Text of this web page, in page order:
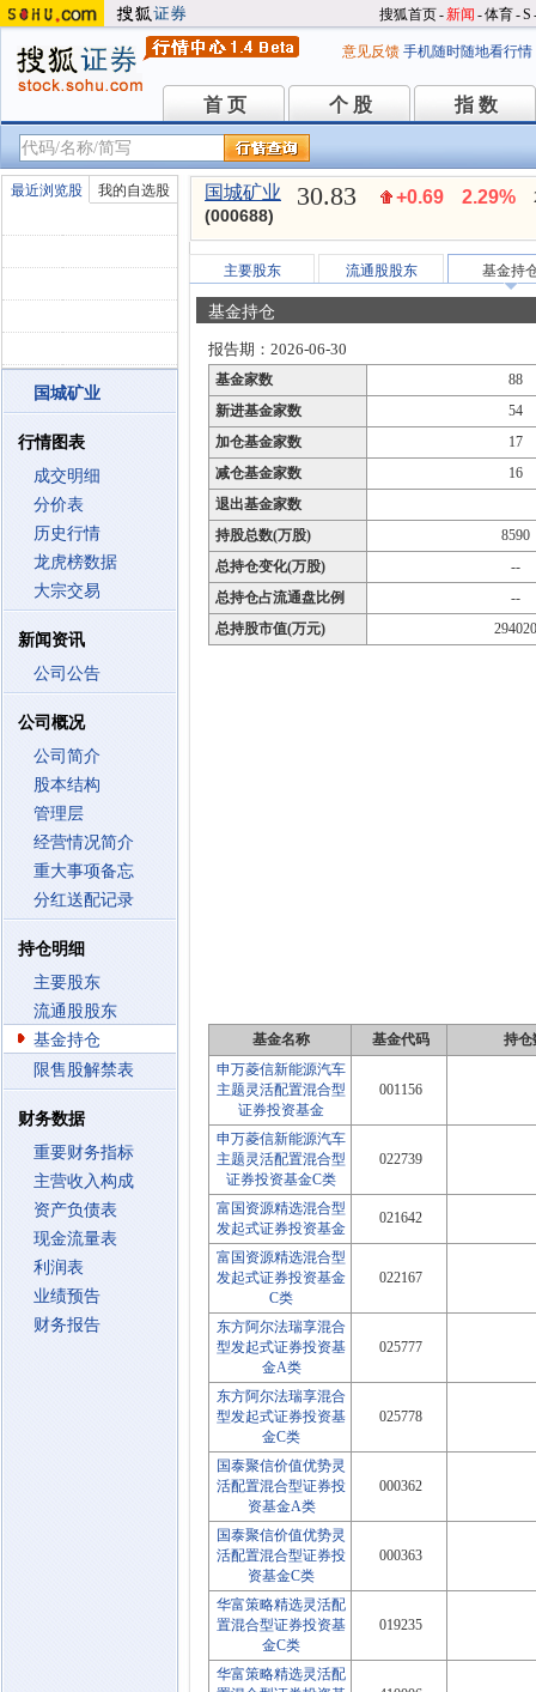
搜狐首页-新闻 -体育-S
意见反馈 手机随时随地看行情
首 页
首 页 个 股
个 股 指 数
指 数
最近浏览股 我的自选股
国城矿业
行情图表
成交明细
分价表
历史行情
龙虎榜数据
大宗交易
新闻资讯
公司公告
公司概况
公司简介
股本结构
管理层
经营情况简介
重大事项备忘
分红送配记录
持仓明细
主要股东
流通股股东
基金持仓
限售股解禁表
财务数据
重要财务指标
主营收入构成
资产负债表
现金流量表
利润表
业绩预告
财务报告
国城矿业
(000688)
30.83 +0.69 2.29%
主要股东 流通股股东 基金持
基金持仓
报告期：2026-06-30
基金家数
88
新进基金家数
54
加仓基金家数
17
减仓基金家数
16
退出基金家数
持股总数(万股)
8590
总持仓变化(万股)
--
总持仓占流通盘比例
--
总持股市值(万元)
294020
基金名称 基金代码
持仓
申万菱信新能源汽车
主题灵活配置混合型
证券投资基金
001156
申万菱信新能源汽车
主题灵活配置混合型
证券投资基金C类
022739
富国资源精选混合型
发起式证券投资基金
021642
富国资源精选混合型
发起式证券投资基金
C类
022167
东方阿尔法瑞享混合
型发起式证券投资基
金A类
025777
东方阿尔法瑞享混合
型发起式证券投资基
金C类
025778
国泰聚信价值优势灵
活配置混合型证券投
资基金A类
000362
国泰聚信价值优势灵
活配置混合型证券投
资基金C类
000363
华富策略精选灵活配
置混合型证券投资基
金C类
019235
华富策略精选灵活配